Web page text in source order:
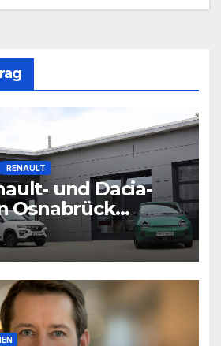
RENAULT
und Dacia-
Osnabrück